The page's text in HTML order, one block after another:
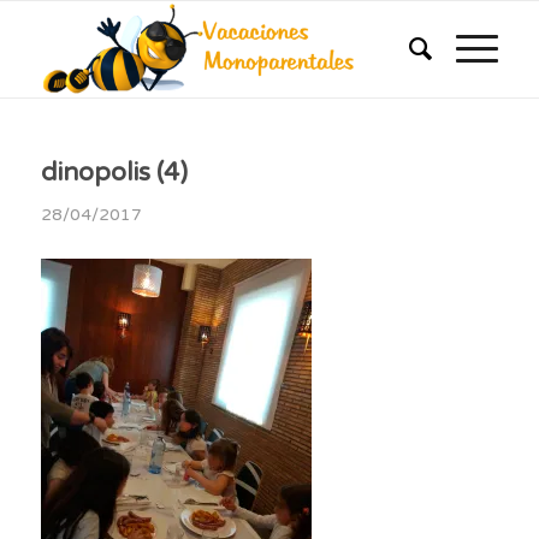
dinopolis (4)
28/04/2017